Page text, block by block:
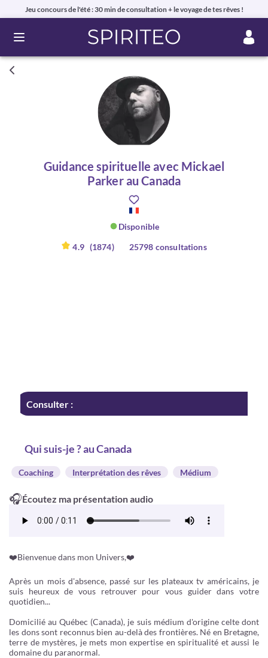
Jeu concours de l'été : 30 min de consultation + le voyage de tes rêves !
Ouvrir le menu
Guidance spirituelle avec Mickael
Parker au Canada
Disponible
4.9 (1874) 25798 consultations
Consulter :
Qui suis-je ? au Canada
Coaching Interprétation des rêves Médium
🎧Écoutez ma présentation audio
❤️Bienvenue dans mon Univers,❤️
Après un mois d'absence, passé sur les plateaux tv américains, je
suis heureux de vous retrouver pour vous guider dans votre
quotidien...
Domicilié au Québec (Canada), je suis médium d'origine celte dont
les dons sont reconnus bien au-delà des frontières. Né en Bretagne,
terre de mystères, je mets mon expertise en spiritualité et aussi le
domaine du paranormal.